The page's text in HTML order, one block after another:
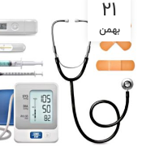
21
بهمن